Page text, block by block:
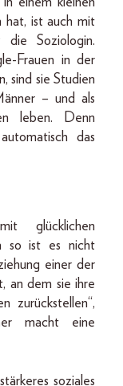
hat, ist auch mit
die Soziologin.
Frauen in der
sind sie Studien
– und als
leben. Denn
das
glücklichen
so ist es nicht
einer der
an dem sie ihre
zurückstellen“,
macht eine
soziales